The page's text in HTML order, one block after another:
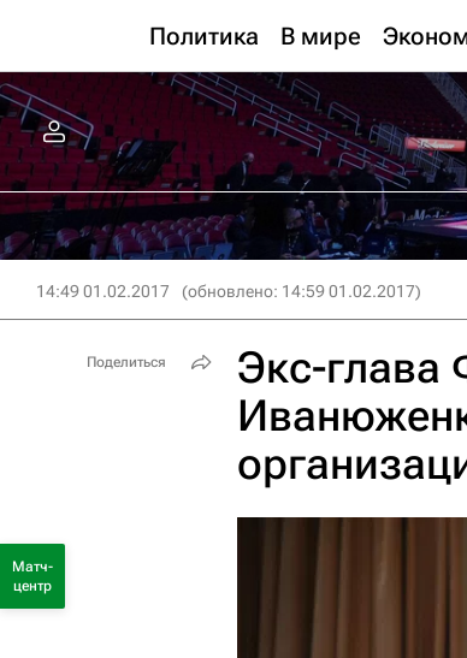
Политика В мире
14:49 01.02.2017 (обновлено: 14:59 01.02.2017)
Экс-глава
Поделиться
Матч-
центр